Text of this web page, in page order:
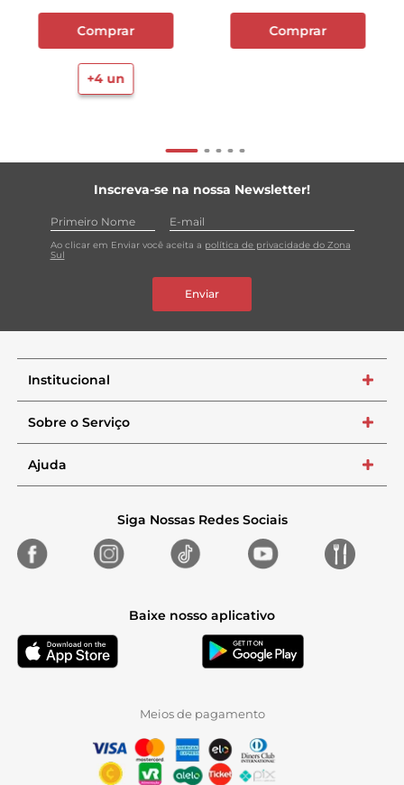
Comprar
+4un
Comprar
Inscreva-se na nossa Newsletter!
Ao clicar em Enviar você aceita a política de privacidade do Zona
Sul
Enviar
Institucional +
Sobre o Serviço +
Ajuda +
Siga Nossas Redes Sociais
Baixe nosso aplicativo
Meios de pagamento